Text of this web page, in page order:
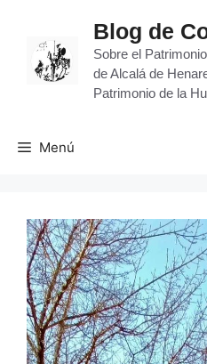
Blog de
Sobre el
de Alcalá de
Patrimonio de la
Menú